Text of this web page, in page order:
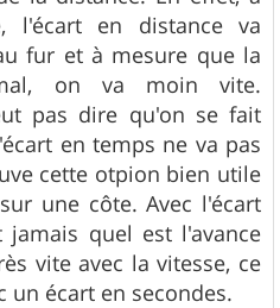
l'écart en distance va
fur et à mesure que la
on va moin vite.
pas dire qu'on se fait
en temps ne va pas
cette otpion bien utile
une côte. Avec l'écart
quel est l'avance
vite avec la vitesse, ce
un écart en secondes.